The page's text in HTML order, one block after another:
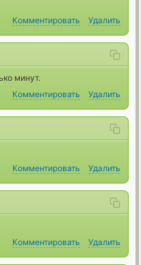
Комментировать
Удалить
минут.
Комментировать
Удалить
Комментировать
Удалить
Комментировать
Удалить